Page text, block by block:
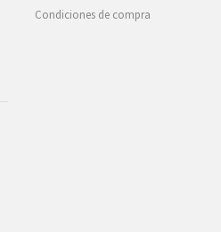
Condiciones de compra